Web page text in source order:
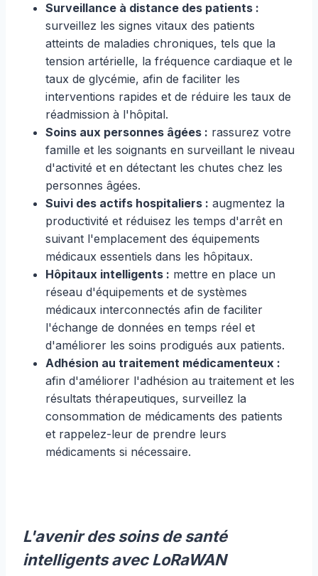
Surveillance à distance des patients :
surveillez les signes vitaux des patients
atteints de maladies chroniques, tels que la
tension artérielle, la fréquence cardiaque et le
taux de glycémie, afin de faciliter les
interventions rapides et de réduire les taux de
réadmission à l'hôpital.
Soins aux personnes âgées : rassurez votre
famille et les soignants en surveillant le niveau
d'activité et en détectant les chutes chez les
personnes âgées.
Suivi des actifs hospitaliers : augmentez la
productivité et réduisez les temps d'arrêt en
suivant l'emplacement des équipements
médicaux essentiels dans les hôpitaux.
Hôpitaux intelligents : mettre en place un
réseau d'équipements et de systèmes
médicaux interconnectés afin de faciliter
l'échange de données en temps réel et
d'améliorer les soins prodigués aux patients.
Adhésion au traitement médicamenteux :
afin d'améliorer l'adhésion au traitement et les
résultats thérapeutiques, surveillez la
consommation de médicaments des patients
et rappelez-leur de prendre leurs
médicaments si nécessaire.
L'avenir des soins de santé
intelligents avec LoRaWAN